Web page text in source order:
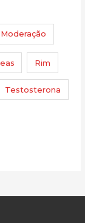
Moderação
Rim
Testosterona